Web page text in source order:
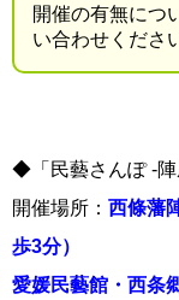
開催の有無につ
い合わせくださ
◆「民藝さんぽ -陣
開催場所： 西條藩
歩3分）
愛媛民藝館・西条